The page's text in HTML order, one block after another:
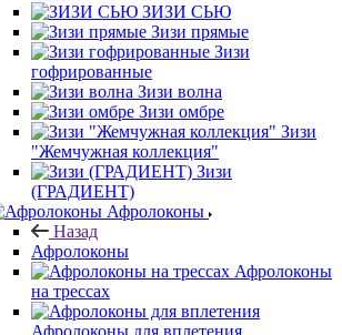
ЗИЗИ СЬЮ
Зизи прямые
Зизи
гофрированные
Зизи волна
Зизи омбре
Зизи
"Жемчужная коллекция"
Зизи
(ГРАДИЕНТ)
Афролоконы
Назад
Афролоконы
Афролоконы
на трессах
Афролоконы для вплетения